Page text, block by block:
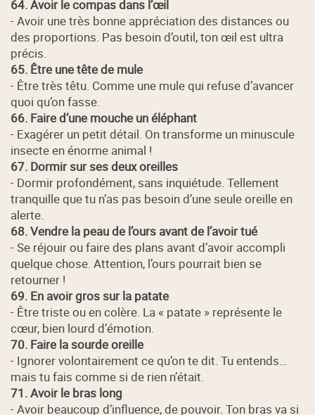
64. Avoir le compas dans l’œil
- Avoir une très bonne appréciation des distances ou
des proportions. Pas besoin d’outil, ton œil est ultra
précis.
65. Être une tête de mule
- Être très têtu. Comme une mule qui refuse d’avancer
quoi qu’on fasse.
66. Faire d’une mouche un éléphant
- Exagérer un petit détail. On transforme un minuscule
insecte en énorme animal !
67. Dormir sur ses deux oreilles
- Dormir profondément, sans inquiétude. Tellement
tranquille que tu n’as pas besoin d’une seule oreille en
alerte.
68. Vendre la peau de l’ours avant de l’avoir tué
- Se réjouir ou faire des plans avant d’avoir accompli
quelque chose. Attention, l’ours pourrait bien se
retourner !
69. En avoir gros sur la patate
- Être triste ou en colère. La « patate » représente le
cœur, bien lourd d’émotion.
70. Faire la sourde oreille
- Ignorer volontairement ce qu’on te dit. Tu entends…
mais tu fais comme si de rien n’était.
71. Avoir le bras long
- Avoir beaucoup d’influence, de pouvoir. Ton bras va si